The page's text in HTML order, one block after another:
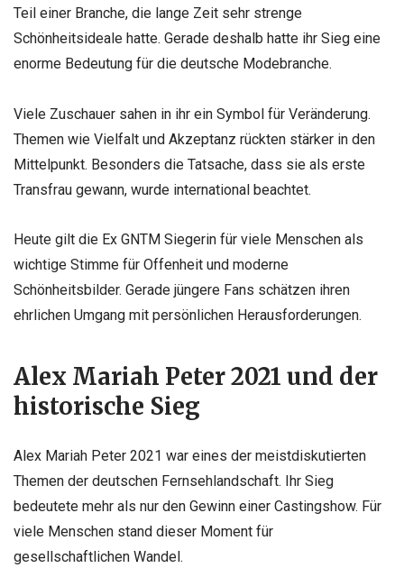
Teil einer Branche, die lange Zeit sehr strenge
Schönheitsideale hatte. Gerade deshalb hatte ihr Sieg eine
enorme Bedeutung für die deutsche Modebranche.
Viele Zuschauer sahen in ihr ein Symbol für Veränderung.
Themen wie Vielfalt und Akzeptanz rückten stärker in den
Mittelpunkt. Besonders die Tatsache, dass sie als erste
Transfrau gewann, wurde international beachtet.
Heute gilt die Ex GNTM Siegerin für viele Menschen als
wichtige Stimme für Offenheit und moderne
Schönheitsbilder. Gerade jüngere Fans schätzen ihren
ehrlichen Umgang mit persönlichen Herausforderungen.
Alex Mariah Peter 2021 und der
historische Sieg
Alex Mariah Peter 2021 war eines der meistdiskutierten
Themen der deutschen Fernsehlandschaft. Ihr Sieg
bedeutete mehr als nur den Gewinn einer Castingshow. Für
viele Menschen stand dieser Moment für
gesellschaftlichen Wandel.